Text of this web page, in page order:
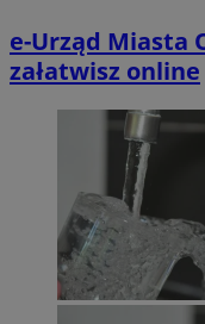
e-Urząd Miasta
załatwisz online